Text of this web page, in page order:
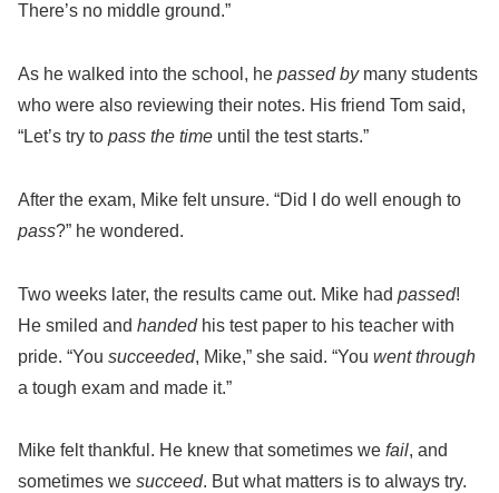
There’s no middle ground.”
As he walked into the school, he passed bymany students
who were also reviewing their notes. His friend Tom said,
“Let’s try to pass the time until the test starts.”
After the exam, Mike felt unsure. “Did I do well enough to
pass?” he wondered.
Two weeks later, the results came out. Mike had passed!
He smiled and handedhis test paper to his teacher with
pride. “You succeeded, Mike,” she said. “You went through
a tough exam and made it.”
Mike felt thankful. He knew that sometimes we fail, and
sometimes we succeed. But what matters is to always try.